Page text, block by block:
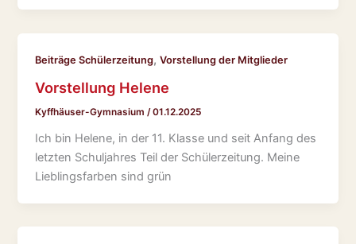
Beiträge Schülerzeitung,Vorstellung der Mitglieder
Vorstellung Helene
Kyffhäuser-Gymnasium/01.12.2025
Ich bin Helene, in der 11. Klasse und seit Anfang des
letzten Schuljahres Teil der Schülerzeitung. Meine
Lieblingsfarben sind grün